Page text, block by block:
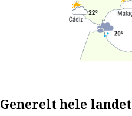
Generelt hele landet